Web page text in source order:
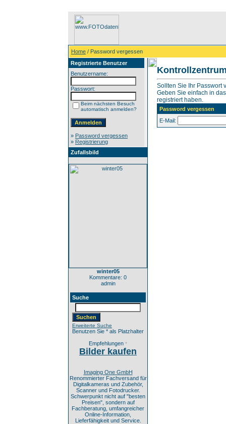
Home / Password vergessen
Registrierte Benutzer
Benutzername:
Passwort:
Beim nächsten Besuch
automatisch anmelden?
» Password vergessen
» Registrierung
Zufallsbild
winter05
Kommentare: 0
admin
Suche
Erweiterte Suche
Benutzen Sie * als Platzhalter
Empfehlungen *
Bilder kaufen
Imaging One GmbH
Renommierter Fachversand für
Digitalkameras und Zubehör,
Scanner und Fotodrucker.
Schwerpunkt nicht auf "besten
Preisen", sondern auf
Fachberatung, umfangreicher
Online-Information,
Lieferfähigkeit und Service.
Sollten Sie Ihr Passwort
Geben Sie einfach in
registriert haben.
Password vergessen
E-Mail: